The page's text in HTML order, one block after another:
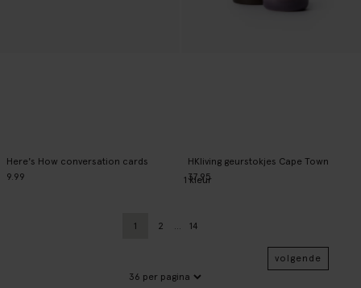
Here's How conversation cards
9.99
HKliving geurstokjes Cape Town
37.95
1 kleur
Huidige pagina
1
Vorige
2
Pagina
14
volgende